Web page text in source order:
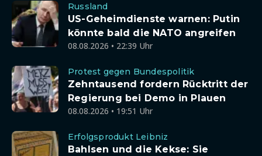
Russland
US-Geheimdienste warnen: Putin
könnte bald die NATO angreifen
08.08.2026 • 22:39 Uhr
Protest gegen Bundespolitik
Zehntausend fordern Rücktritt der
Regierung bei Demo in Plauen
08.08.2026 • 19:51 Uhr
Erfolgsprodukt Leibniz
Bahlsen und die Kekse: Sie